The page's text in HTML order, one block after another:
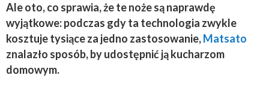
Ale oto, co sprawia, że te noże są naprawdę
wyjątkowe: podczas gdy ta technologia zwykle
kosztuje tysiące za jedno zastosowanie,Matsato
znalazło sposób, by udostępnić ją kucharzom
domowym.